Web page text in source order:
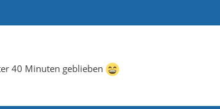
40 Minuten geblieben